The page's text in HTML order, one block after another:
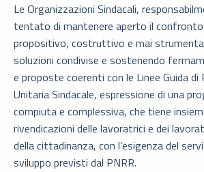
Le Organizzazioni Sindacali,
tentato di mantenere aperto il
propositivo, costruttivo e mai
soluzioni condivise e sostenendo
e proposte coerenti con le Linee Guida
Unitaria Sindacale, espressione di una
compiuta e complessiva, che tiene
rivendicazioni delle lavoratrici e dei
della cittadinanza, con l’esigenza del
sviluppo previsti dal PNRR.